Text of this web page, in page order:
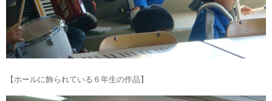
【ホールに飾られている６年生の作品】